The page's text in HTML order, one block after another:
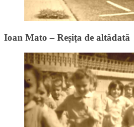
Ioan Mato – Reșița de altădată